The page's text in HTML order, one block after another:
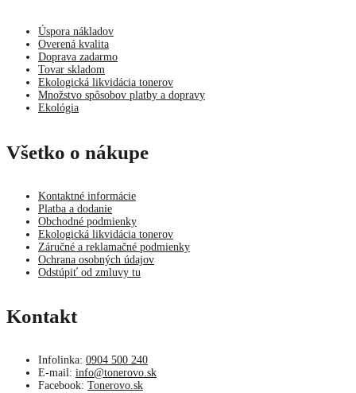
Úspora nákladov
Overená kvalita
Doprava zadarmo
Tovar skladom
Ekologická likvidácia tonerov
Množstvo spôsobov platby a dopravy
Ekológia
Všetko o nákupe
Kontaktné informácie
Platba a dodanie
Obchodné podmienky
Ekologická likvidácia tonerov
Záručné a reklamačné podmienky
Ochrana osobných údajov
Odstúpiť od zmluvy tu
Kontakt
Infolinka: 0904 500 240
E-mail: info@tonerovo.sk
Facebook: Tonerovo.sk